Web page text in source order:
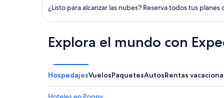
¿Listo para alcanzar las nubes? Reserva todos tus
Explora el mundo con
HospedajesVuelosPaquetesAutosRentas